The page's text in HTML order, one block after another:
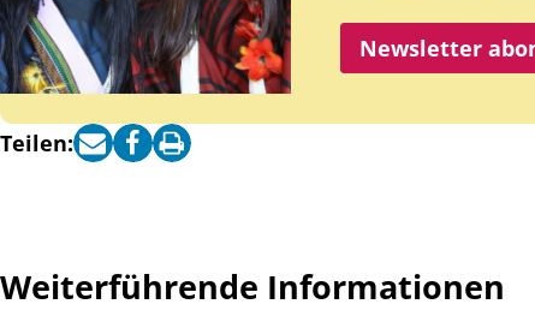
Newsletter
Teilen:
Weiterführende Informationen